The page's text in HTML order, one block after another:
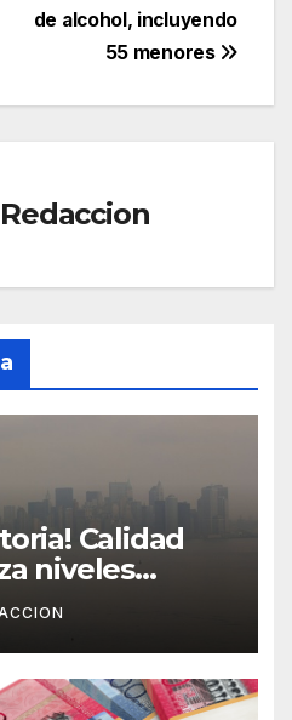
de alcohol, incluyendo
55 menores
Redaccion
Calidad
niveles